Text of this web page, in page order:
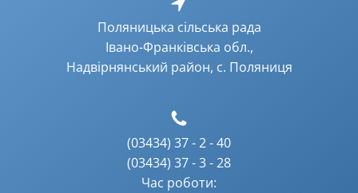
Поляницька сільська рада
Івано-Франківська обл.,
Надвірнянський район, с. Поляниця
(03434) 37 - 2 - 40
(03434) 37 - 3 - 28
Час роботи: